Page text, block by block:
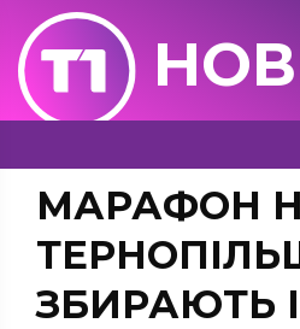
МАРАФОН
ЗБИРАЮТЬ